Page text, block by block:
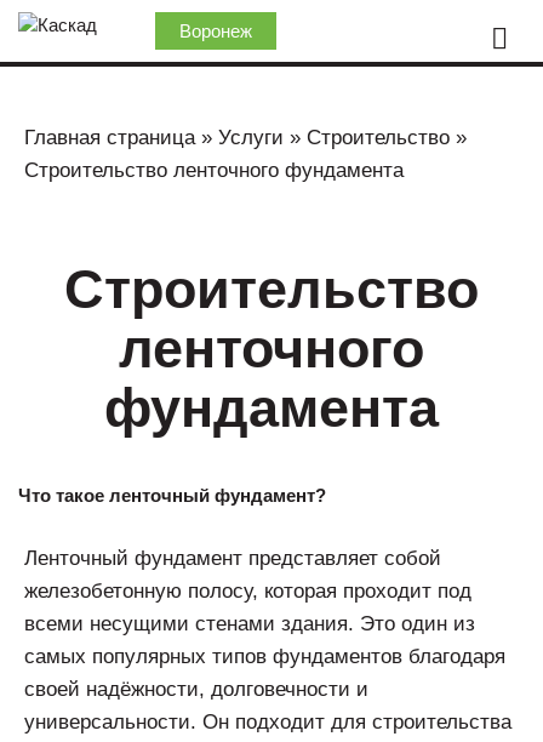
Воронеж
Главная страница» Услуги » Строительство »
Строительство ленточного фундамента
Строительство
ленточного
фундамента
Что такое ленточный фундамент?
Ленточный фундамент представляет собой
железобетонную полосу, которая проходит под
всеми несущими стенами здания. Это один из
самых популярных типов фундаментов благодаря
своей надёжности, долговечности и
универсальности. Он подходит для строительства